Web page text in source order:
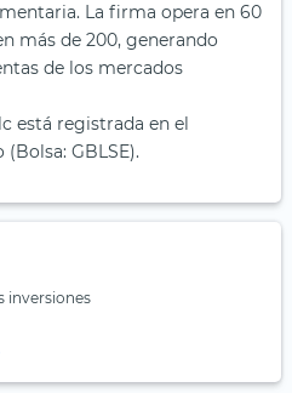
La firma opera en 60
más de 200, generando
de los mercados
está registrada en el
GBLSE).
inversiones